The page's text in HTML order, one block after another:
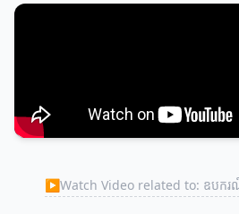
▶Watch Video related to: ឧបករណ៍ឆ្